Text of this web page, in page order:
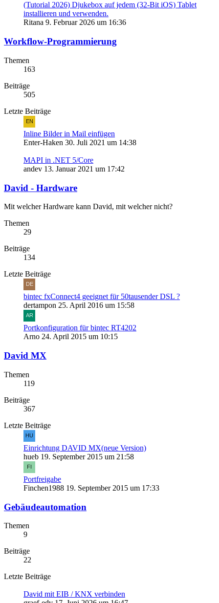
(Tutorial 2026) Djukebox auf jedem (32-Bit iOS) Tablet
installieren und verwenden.
Ritana 9. Februar 2026 um 16:36
Workflow-Programmierung
Themen
163
Beiträge
505
Letzte Beiträge
Inline Bilder in Mail einfügen
Enter-Haken 30. Juli 2021 um 14:38
MAPI in .NET 5/Core
andev 13. Januar 2021 um 17:42
David - Hardware
Mit welcher Hardware kann David, mit welcher nicht?
Themen
29
Beiträge
134
Letzte Beiträge
bintec fxConnect4 geeignet für 50tausender DSL ?
dertampon 25. April 2016 um 15:58
Portkonfiguration für bintec RT4202
Arno 24. April 2015 um 10:15
David MX
Themen
119
Beiträge
367
Letzte Beiträge
Einrichtung DAVID MX(neue Version)
hueb 19. September 2015 um 21:58
Portfreigabe
Finchen1988 19. September 2015 um 17:33
Gebäudeautomation
Themen
9
Beiträge
22
Letzte Beiträge
David mit EIB / KNX verbinden